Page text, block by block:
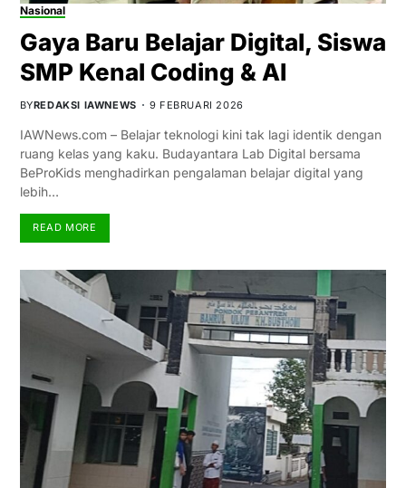
Nasional
Gaya Baru Belajar Digital, Siswa
SMP Kenal Coding & AI
BYREDAKSI IAWNEWS 9 FEBRUARI 2026
IAWNews.com – Belajar teknologi kini tak lagi identik dengan
ruang kelas yang kaku. Budayantara Lab Digital bersama
BeProKids menghadirkan pengalaman belajar digital yang
lebih…
READ MORE